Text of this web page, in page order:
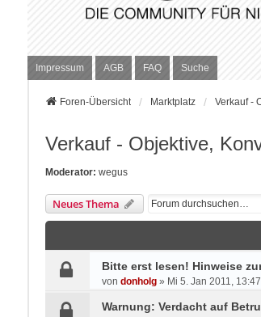
Impressum AGB FAQ Suche
Foren-Übersicht Marktplatz Verkauf -
Verkauf - Objektive,
Moderator: wegus
Neues Thema
Bitte erst lesen! Hinweise
von donholg» Mi 5. Jan 2011, 13:47
Warnung: Verdacht auf